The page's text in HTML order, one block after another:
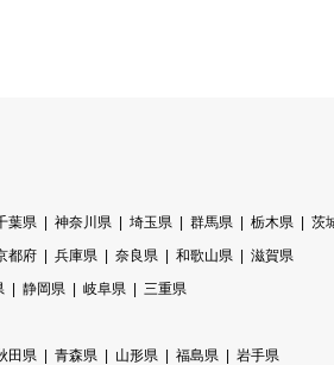
葉県 神奈川県 埼玉県 群馬県 栃木県
茨
都府 兵庫県 奈良県 和歌山県
滋賀県
静岡県 岐阜県
三重県
田県 青森県 山形県 福島県
岩手県